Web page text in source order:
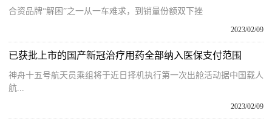
合资品牌“解困”之一从一车难求，到销量份额双下挫
2023/02/09
已获批上市的国产新冠治疗用药全部纳入医保支付范围
神舟十五号航天员乘组将于近日择机执行第一次出舱活动据中国载人
航...
2023/02/09